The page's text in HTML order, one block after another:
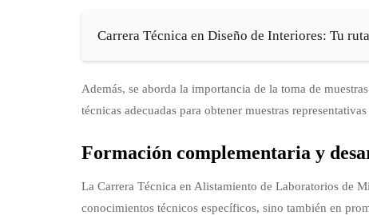
Carrera Técnica en Diseño de Interiores: Tu
Además, se aborda la importancia de la toma de
técnicas adecuadas para obtener muestras
Formación complementaria y
La Carrera Técnica en Alistamiento de Laboratorios de
conocimientos técnicos específicos, sino también en